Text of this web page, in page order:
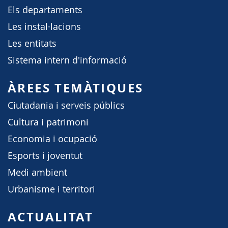
Els departaments
Les instal·lacions
Les entitats
Sistema intern d'informació
ÀREES TEMÀTIQUES
Ciutadania i serveis públics
Cultura i patrimoni
Economia i ocupació
Esports i joventut
Medi ambient
Urbanisme i territori
ACTUALITAT